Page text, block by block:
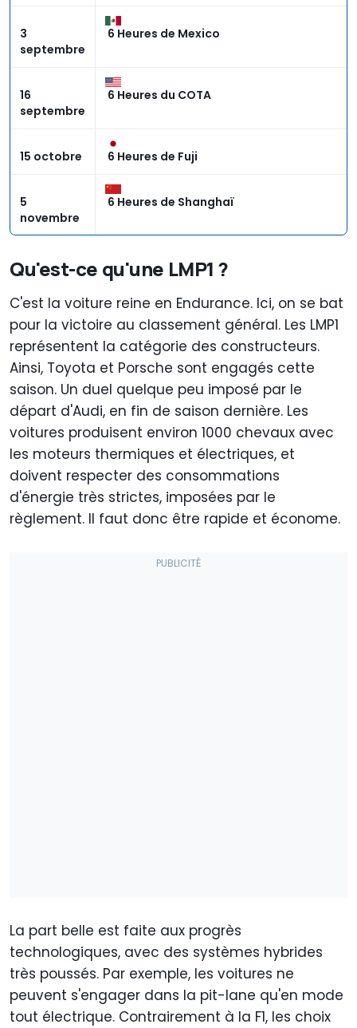
3
septembre
6 Heures de Mexico
16
septembre
6 Heures du COTA
15 octobre 6 Heures de Fuji
5
novembre
6 Heures de Shanghaï
18
novembre
6 Heures de Barheïn
Qu'est-ce qu'une LMP1 ?
C'est la voiture reine en Endurance. Ici, on se bat
pour la victoire au classement général. Les LMP1
représentent la catégorie des constructeurs.
Ainsi, Toyota et Porsche sont engagés cette
saison. Un duel quelque peu imposé par le
départ d'Audi, en fin de saison dernière. Les
voitures produisent environ 1000 chevaux avec
les moteurs thermiques et électriques, et
doivent respecter des consommations
d'énergie très strictes, imposées par le
règlement. Il faut donc être rapide et économe.
La part belle est faite aux progrès
technologiques, avec des systèmes hybrides
très poussés. Par exemple, les voitures ne
peuvent s'engager dans la pit-lane qu'en mode
tout électrique. Contrairement à la F1, les choix